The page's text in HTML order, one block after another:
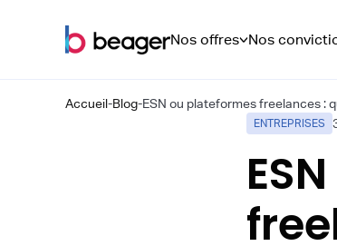
Nos offres Nos
Accueil-Blog-ESN ou plateformes freelances :
ENTREPRISES